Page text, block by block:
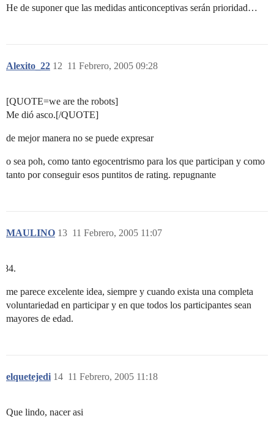
He de suponer que las medidas anticonceptivas serán prioridad…
Alexito_22 11 Febrero, 2005 09:28
12
[QUOTE=we are the robots]
Me dió asco.[/QUOTE]
de mejor manera no se puede expresar
o sea poh, como tanto egocentrismo para los que participan y como
tanto por conseguir esos puntitos de rating. repugnante
MAULINO 11 Febrero, 2005 11:07
13
me parece excelente idea, siempre y cuando exista una completa
voluntariedad en participar y en que todos los participantes sean
mayores de edad.
elquetejedi 11 Febrero, 2005 11:18
14
Que lindo, nacer asi